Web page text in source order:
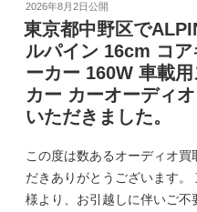
2026年8月2日公開
東京都中野区で
ルパイン 16cm コ
ーカー 160W 車載
カー カーオーディ
いただきました。
この度は数あるオーディオ
だきありがとうございます
様より、お引越しに伴いご